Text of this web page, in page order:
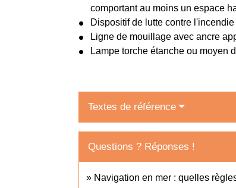
comportant au moins un espace
Dispositif de lutte contre
Ligne de mouillage avec ancre
Lampe torche étanche ou moyen
Textes de référence
Questions ? Réponses !
Navigation en mer : quelles